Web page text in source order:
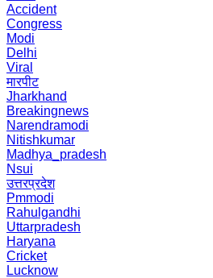
Accident
Congress
Modi
Delhi
Viral
मारपीट
Jharkhand
Breakingnews
Narendramodi
Nitishkumar
Madhya_pradesh
Nsui
उत्तरप्रदेश
Pmmodi
Rahulgandhi
Uttarpradesh
Haryana
Cricket
Lucknow